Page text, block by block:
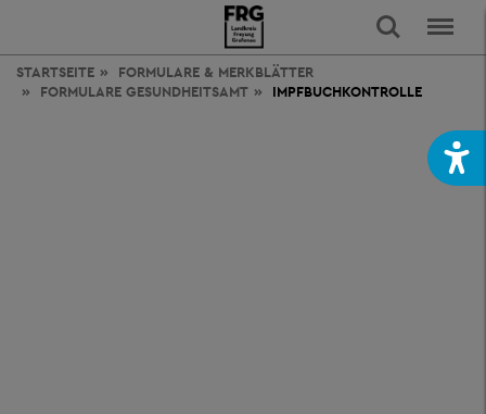
STARTSEITE
FORMULARE & MERKBLÄTTER
FORMULARE GESUNDHEITSAMT
IMPFBUCHKONTROLLE